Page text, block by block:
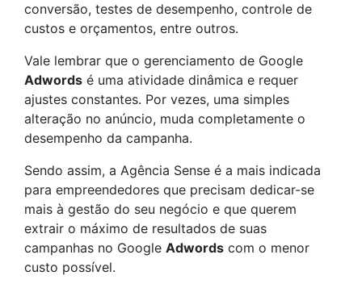
conversão, testes de desempenho, controle de
custos e orçamentos, entre outros.
Vale lembrar que o gerenciamento de Google
Adwords é uma atividade dinâmica e requer
ajustes constantes. Por vezes, uma simples
alteração no anúncio, muda completamente o
desempenho da campanha.
Sendo assim, a Agência Sense é a mais indicada
para empreendedores que precisam dedicar-se
mais à gestão do seu negócio e que querem
extrair o máximo de resultados de suas
campanhas no Google Adwords com o menor
custo possível.